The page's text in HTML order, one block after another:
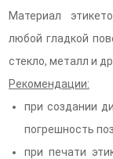
Материал
любой гладкой
стекло, металл и
Рекомендации:
при создании
погрешность
при печати